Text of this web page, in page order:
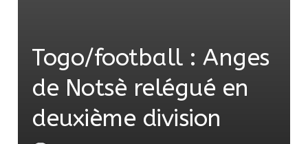
Togo/football : Anges
de Notsè relégué en
deuxième division